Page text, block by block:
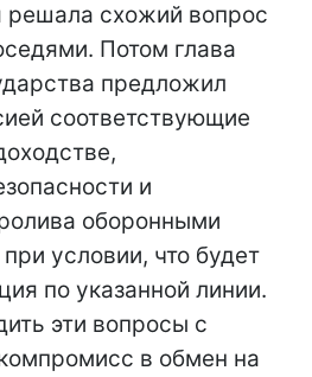
решала схожий вопрос
Потом глава
предложил
соответствующие
и
оборонными
условии, что будет
по указанной линии.
эти вопросы с
в обмен на